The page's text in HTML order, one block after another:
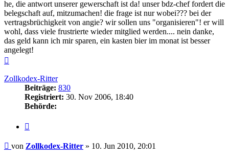
he, die antwort unserer gewerschaft ist da! unser bdz-chef fordert die
belegschaft auf, mitzumachen! die frage ist nur wobei??? bei der
vertragsbrüchigkeit von angie? wir sollen uns "organisieren"! er will
wohl, dass viele frustrierte wieder mitglied werden.... nein danke,
das geld kann ich mir sparen, ein kasten bier im monat ist besser
angelegt!
Zollkodex-Ritter
Beiträge: 830
Registriert: 30. Nov 2006, 18:40
Behörde:
Beitrag
von Zollkodex-Ritter » 10. Jun 2010, 20:01